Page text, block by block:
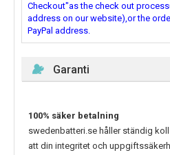
Checkout"as the check out
address on our website),or the
PayPal address.
Garanti
100% säker betalning
swedenbatteri.se håller ständig
att din integritet och